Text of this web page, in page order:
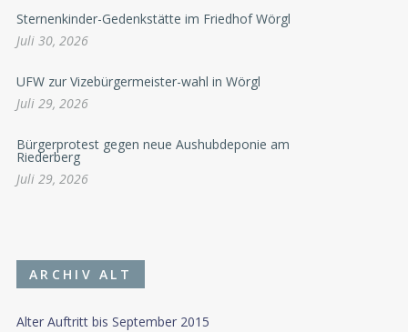
Sternenkinder-Gedenkstätte im Friedhof Wörgl
Juli 30, 2026
UFW zur Vizebürgermeister-wahl in Wörgl
Juli 29, 2026
Bürgerprotest gegen neue Aushubdeponie am
Riederberg
Juli 29, 2026
ARCHIV ALT
Alter Auftritt bis September 2015